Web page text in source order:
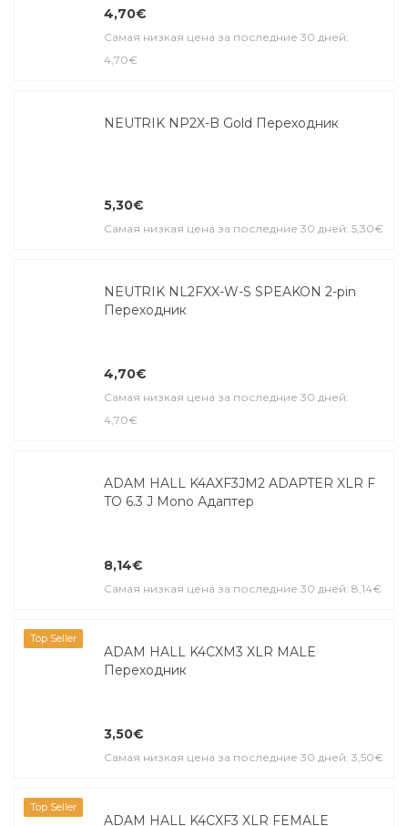
4,70€
Самая низкая цена за последние 30 дней:
4,70€
NEUTRIK NP2X-B Gold Переходник
5,30€
Самая низкая цена за последние 30 дней: 5,30€
NEUTRIK NL2FXX-W-S SPEAKON 2-pin
Переходник
4,70€
Самая низкая цена за последние 30 дней:
4,70€
ADAM HALL K4AXF3JM2 ADAPTER XLR F
TO 6.3 J Mono Адаптер
8,14€
Самая низкая цена за последние 30 дней: 8,14€
Top Seller
ADAM HALL K4CXM3 XLR MALE
Переходник
3,50€
Самая низкая цена за последние 30 дней: 3,50€
Top Seller
ADAM HALL K4CXF3 XLR FEMALE